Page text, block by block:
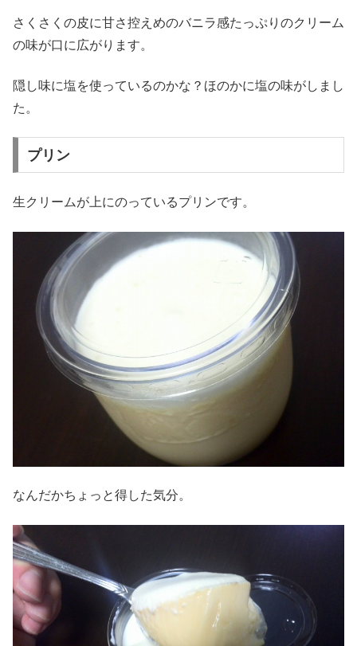
さくさくの皮に甘さ控えめのバニラ感たっぷりのクリーム
の味が口に広がります。
隠し味に塩を使っているのかな？ほのかに塩の味がしまし
た。
プリン
生クリームが上にのっているプリンです。
なんだかちょっと得した気分。